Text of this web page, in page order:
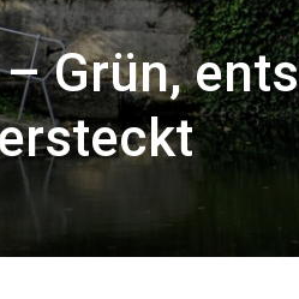
Grün,